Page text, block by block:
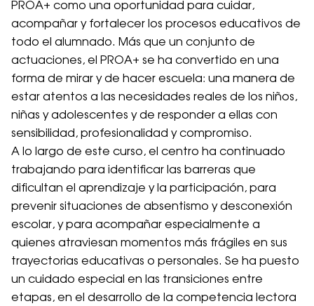
PROA+ como una oportunidad para cuidar,
acompañar y fortalecer los procesos educativos de
todo el alumnado. Más que un conjunto de
actuaciones, el PROA+ se ha convertido en una
forma de mirar y de hacer escuela: una manera de
estar atentos a las necesidades reales de los niños,
niñas y adolescentes y de responder a ellas con
sensibilidad, profesionalidad y compromiso.
A lo largo de este curso, el centro ha continuado
trabajando para identificar las barreras que
dificultan el aprendizaje y la participación, para
prevenir situaciones de absentismo y desconexión
escolar, y para acompañar especialmente a
quienes atraviesan momentos más frágiles en sus
trayectorias educativas o personales. Se ha puesto
un cuidado especial en las transiciones entre
etapas, en el desarrollo de la competencia lectora